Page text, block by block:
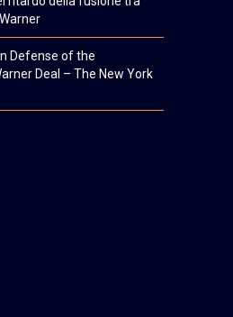
Defense of the
Deal – The New York